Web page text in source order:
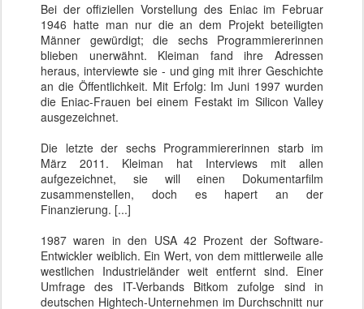
Bei der offiziellen Vorstellung des Eniac im Februar
1946 hatte man nur die an dem Projekt beteiligten
Männer gewürdigt; die sechs Programmiererinnen
blieben unerwähnt. Kleiman fand ihre Adressen
heraus, interviewte sie - und ging mit ihrer Geschichte
an die Öffentlichkeit. Mit Erfolg: Im Juni 1997 wurden
die Eniac-Frauen bei einem Festakt im Silicon Valley
ausgezeichnet.
Die letzte der sechs Programmiererinnen starb im
März 2011. Kleiman hat Interviews mit allen
aufgezeichnet, sie will einen Dokumentarfilm
zusammenstellen, doch es hapert an der
Finanzierung. [...]
1987 waren in den USA 42 Prozent der Software-
Entwickler weiblich. Ein Wert, von dem mittlerweile alle
westlichen Industrieländer weit entfernt sind. Einer
Umfrage des IT-Verbands Bitkom zufolge sind in
deutschen Hightech-Unternehmen im Durchschnitt nur